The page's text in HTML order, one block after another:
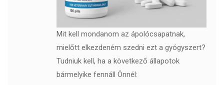
Mit kell mondanom az ápolócsapatnak,
mielőtt elkezdeném szedni ezt a gyógyszert?
Tudniuk kell, ha a következő állapotok
bármelyike ​​fennáll Önnél: